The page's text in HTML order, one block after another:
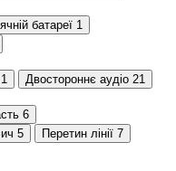
батареї 1
1 Двостороннє аудіо 21
6
5 Перетин лінії 7